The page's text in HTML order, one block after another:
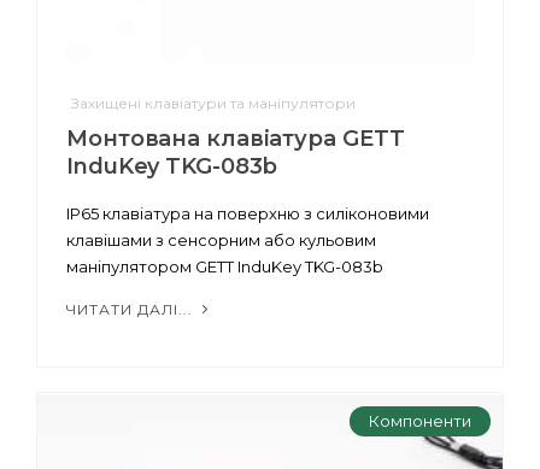
Захищені клавіатури та маніпулятори
Монтована клавіатура GETT
InduKey TKG-083b
IP65 клавіатура на поверхню з силіконовими
клавішами з сенсорним або кульовим
маніпулятором GETT InduKey TKG-083b
ЧИТАТИ ДАЛІ...
Компоненти